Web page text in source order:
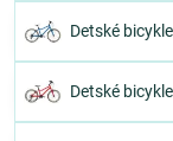
Detské
Detské